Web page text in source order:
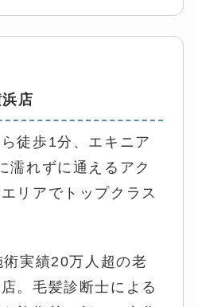
店
徒歩1分、エキニア
濡れずに通えるアク
リアでトップクラス
実績20万人超の老
。毛髪診断士による